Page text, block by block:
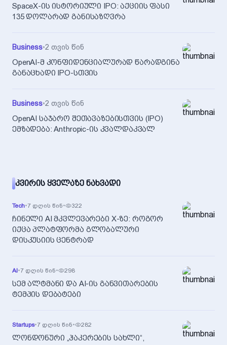
SpaceX-ის ისტორიული IPO: აქციის ფასი
135 დოლარად განისაზღვრა
Business•2 თვის წინ
OpenAI-მ კონფიდენციალურად წარადგინა
განაცხადი IPO-სთვის
Business•2 თვის წინ
OpenAI საჯარო შეთავაზებისთვის (IPO)
ემზადება: Anthropic-ის კვალდაკვალ
ᲙᲕᲘᲠᲘᲡ ᲧᲕᲔᲚᲐᲖᲔ ᲜᲐᲮᲕᲐᲓᲘ
Tech•7 დღის წინ• 322
ჩინელი AI მკვლევარები X-ზე: როგორ
იქცა პლატფორმა გლობალური
დისკუსიის ცენტრად
AI•7 დღის წინ• 298
სემ ალტმანი და AI-ის განვითარების
ტემპის დებატები
Startups•7 დღის წინ• 282
ლონდონური „ჰაკერების სახლი“,